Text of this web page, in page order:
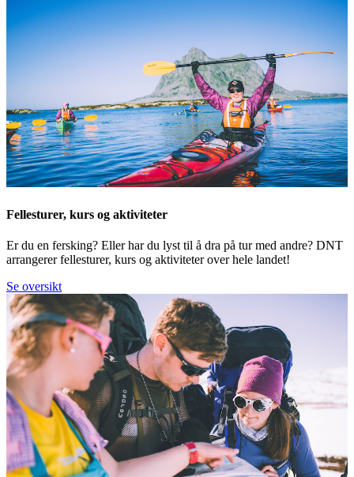
Fellesturer, kurs og aktiviteter
Er du en fersking? Eller har du lyst til å dra på tur med andre? DNT
arrangerer fellesturer, kurs og aktiviteter over hele landet!
Se oversikt